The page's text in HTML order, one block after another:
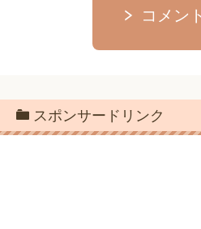
コメン
スポンサードリンク